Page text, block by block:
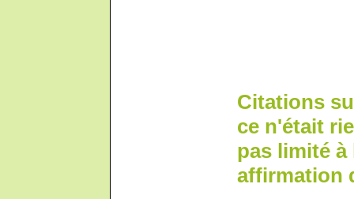
Citations
ce n'était
pas limité à
affirmation